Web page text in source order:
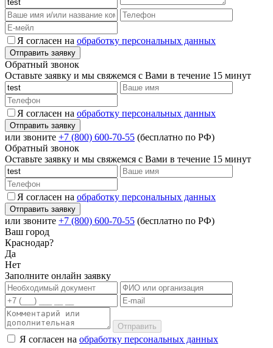
Я согласен на обработку персональных данных
Обратный звонок
Оставьте заявку и мы свяжемся с Вами в течение 15 минут
Я согласен на обработку персональных данных
или звоните +7 (800) 600-70-55 (бесплатно по РФ)
Обратный звонок
Оставьте заявку и мы свяжемся с Вами в течение 15 минут
Я согласен на обработку персональных данных
или звоните +7 (800) 600-70-55 (бесплатно по РФ)
Ваш город
Краснодар?
Да
Нет
Заполните онлайн заявку
Отправить
Я согласен на обработку персональных данных